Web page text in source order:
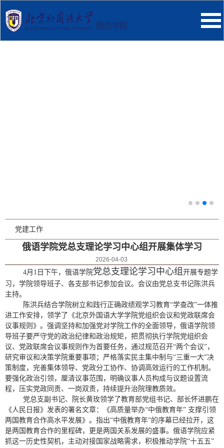
党建工作
俄语学院党总支理论学习中心组开展集体学习
2026-04-03
4月1日下午，俄语学院党总支理论学习中心组 开展专题学
习，学院领导班子、各支部书记参加会议。会议由党总支书记陈洪兵
主持。
陈洪兵结合学院树立和践行正确政绩观学习教育“学查改”一体推
进工作安排， 领学了《北京外国语大学学院党组织会议和党政联席会
议事规则》。强调坚持和加强党对学院工作的全面领导， 俄语学院领
导班子要严守党的政治纪律和政治规矩，把贯彻执行学院党组织会
议、党政联席会议事规则作为首要任务，通过规范召开“两个会议”，
研究审议和决策学院重要事项；严格落实民主集中制与“三重一大”决
策制度，完善集体领导、党政分工协作、协调高效运行的工作机制 。
要强化政治引领 ，厘清议事范围， 明确议事人员构成与议题设置流
程， 压实党政同责、一岗双责， 持续提升治院理教质效。
党总支副书记、院长黄玫领学了教育部党组书记、部长怀进鹏在
《人民日报》发表的署名文章：《高质量举办“中俄教育年” 支撑引领
两国教育合作高水平发展》。指出“中俄教育年”的序幕已经拉开，这
是两国教育合作的里程碑，更是两国关系发展的盛事。 俄语学院应紧
抓这一历史性契机，主动对接国家战略需求，积极推动学院“十五五”